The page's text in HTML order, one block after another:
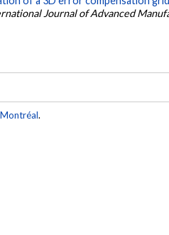
Journal of Advanced
.